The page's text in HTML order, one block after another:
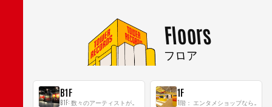
Floors
フロア
B1F 1F